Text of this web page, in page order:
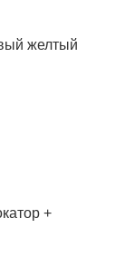
желтый
+